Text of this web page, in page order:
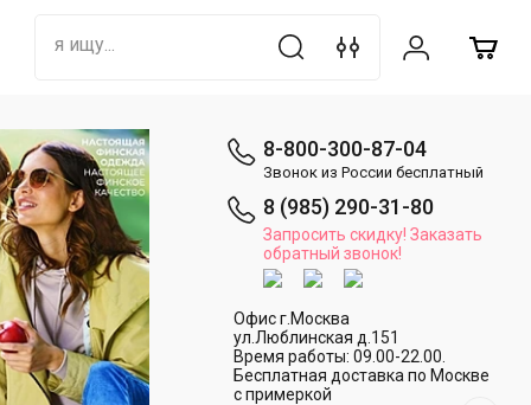
8-800-300-87-04
Звонок из России бесплатный
8 (985) 290-31-80
Запросить скидку! Заказать
обратный звонок!
Офис г.Москва
ул.Люблинская д.151
Время работы: 09.00-22.00.
Бесплатная доставка по Москве
с примеркой